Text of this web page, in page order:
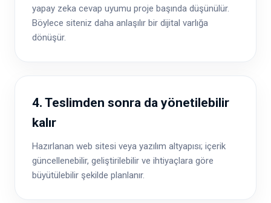
yapay zeka cevap uyumu proje başında düşünülür.
Böylece siteniz daha anlaşılır bir dijital varlığa
dönüşür.
4. Teslimden sonra da yönetilebilir
kalır
Hazırlanan web sitesi veya yazılım altyapısı; içerik
güncellenebilir, geliştirilebilir ve ihtiyaçlara göre
büyütülebilir şekilde planlanır.